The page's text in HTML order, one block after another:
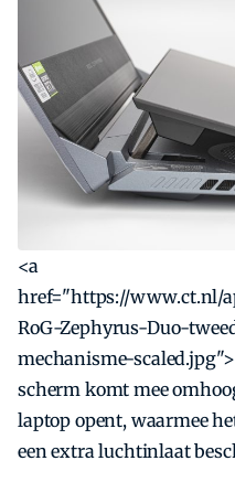
<a
href="https://www.ct.nl/
RoG-Zephyrus-Duo-
mechanisme-
scherm komt mee
laptop opent, waarmee
een extra luchtinlaat